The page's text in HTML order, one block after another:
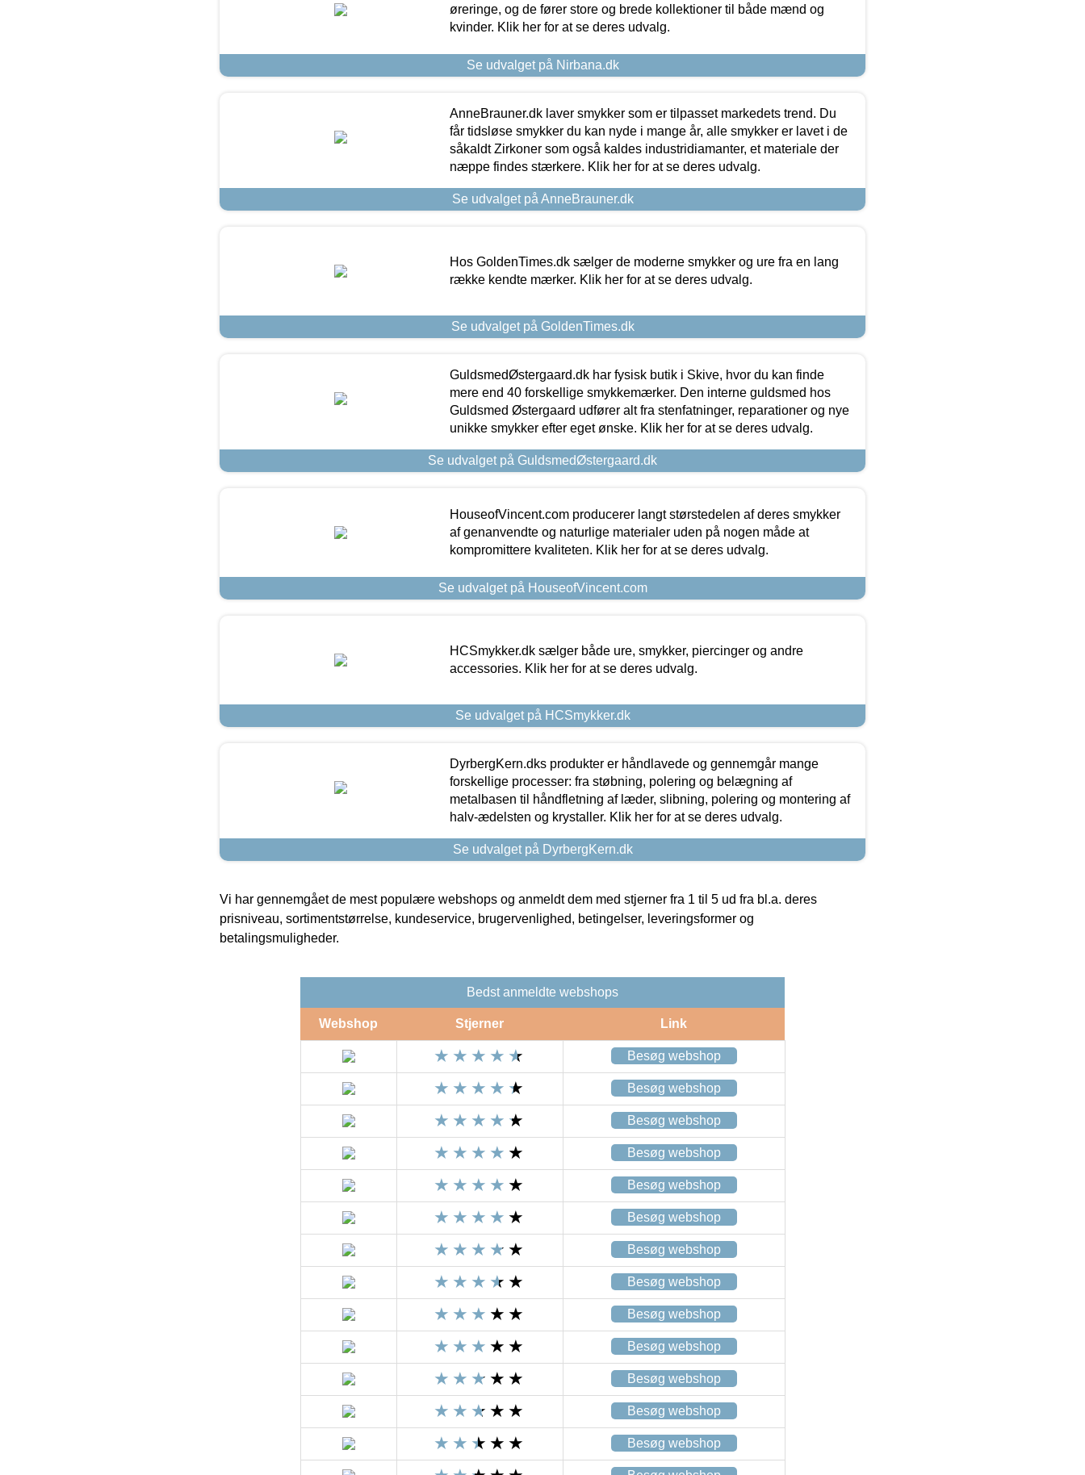
øreringe, og de fører store og brede kollektioner til både mænd og
kvinder. Klik her for at se deres udvalg.
Se udvalget på Nirbana.dk
AnneBrauner.dk laver smykker som er tilpasset markedets trend. Du
får tidsløse smykker du kan nyde i mange år, alle smykker er lavet i de
såkaldt Zirkoner som også kaldes industridiamanter, et materiale der
næppe findes stærkere. Klik her for at se deres udvalg.
Se udvalget på AnneBrauner.dk
Hos GoldenTimes.dk sælger de moderne smykker og ure fra en lang
række kendte mærker. Klik her for at se deres udvalg.
Se udvalget på GoldenTimes.dk
GuldsmedØstergaard.dk har fysisk butik i Skive, hvor du kan finde
mere end 40 forskellige smykkemærker. Den interne guldsmed hos
Guldsmed Østergaard udfører alt fra stenfatninger, reparationer og nye
unikke smykker efter eget ønske. Klik her for at se deres udvalg.
Se udvalget på GuldsmedØstergaard.dk
HouseofVincent.com producerer langt størstedelen af deres smykker
af genanvendte og naturlige materialer uden på nogen måde at
kompromittere kvaliteten. Klik her for at se deres udvalg.
Se udvalget på HouseofVincent.com
HCSmykker.dk sælger både ure, smykker, piercinger og andre
accessories. Klik her for at se deres udvalg.
Se udvalget på HCSmykker.dk
DyrbergKern.dks produkter er håndlavede og gennemgår mange
forskellige processer: fra støbning, polering og belægning af
metalbasen til håndfletning af læder, slibning, polering og montering af
halv-ædelsten og krystaller. Klik her for at se deres udvalg.
Se udvalget på DyrbergKern.dk
Vi har gennemgået de mest populære webshops og anmeldt dem med stjerner fra 1 til 5 ud fra bl.a. deres
prisniveau, sortimentstørrelse, kundeservice, brugervenlighed, betingelser, leveringsformer og
betalingsmuligheder.
Bedst anmeldte webshops
Webshop Stjerner Link
Besøg webshop
Besøg webshop
Besøg webshop
Besøg webshop
Besøg webshop
Besøg webshop
Besøg webshop
Besøg webshop
Besøg webshop
Besøg webshop
Besøg webshop
Besøg webshop
Besøg webshop